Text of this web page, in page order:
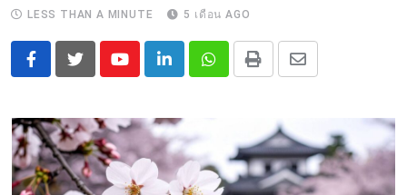
LESS THAN A MINUTE
5 เดือน AGO
YoutubeLinkedInWhatsapp
Print
Share